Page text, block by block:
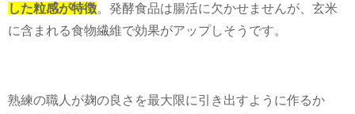
した粒感が特徴 。発酵食品は腸活に欠かせませんが、玄米
に含まれる食物繊維で効果がアップしそうです。
熟練の職人が麹の良さを最大限に引き出すように作るか